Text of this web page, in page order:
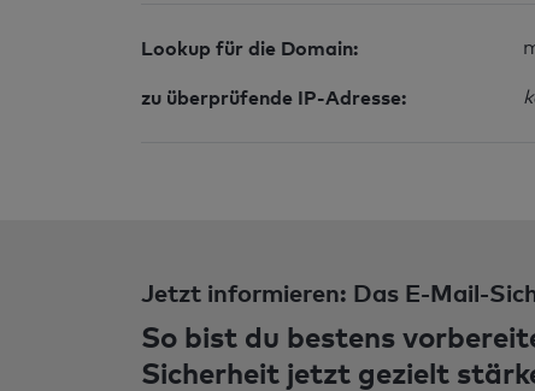
Lookup für die Domain:
zu überprüfende IP-Adresse:
Jetzt informieren: Das E-Mail-
So bist du bestens
Sicherheit jetzt gezielt